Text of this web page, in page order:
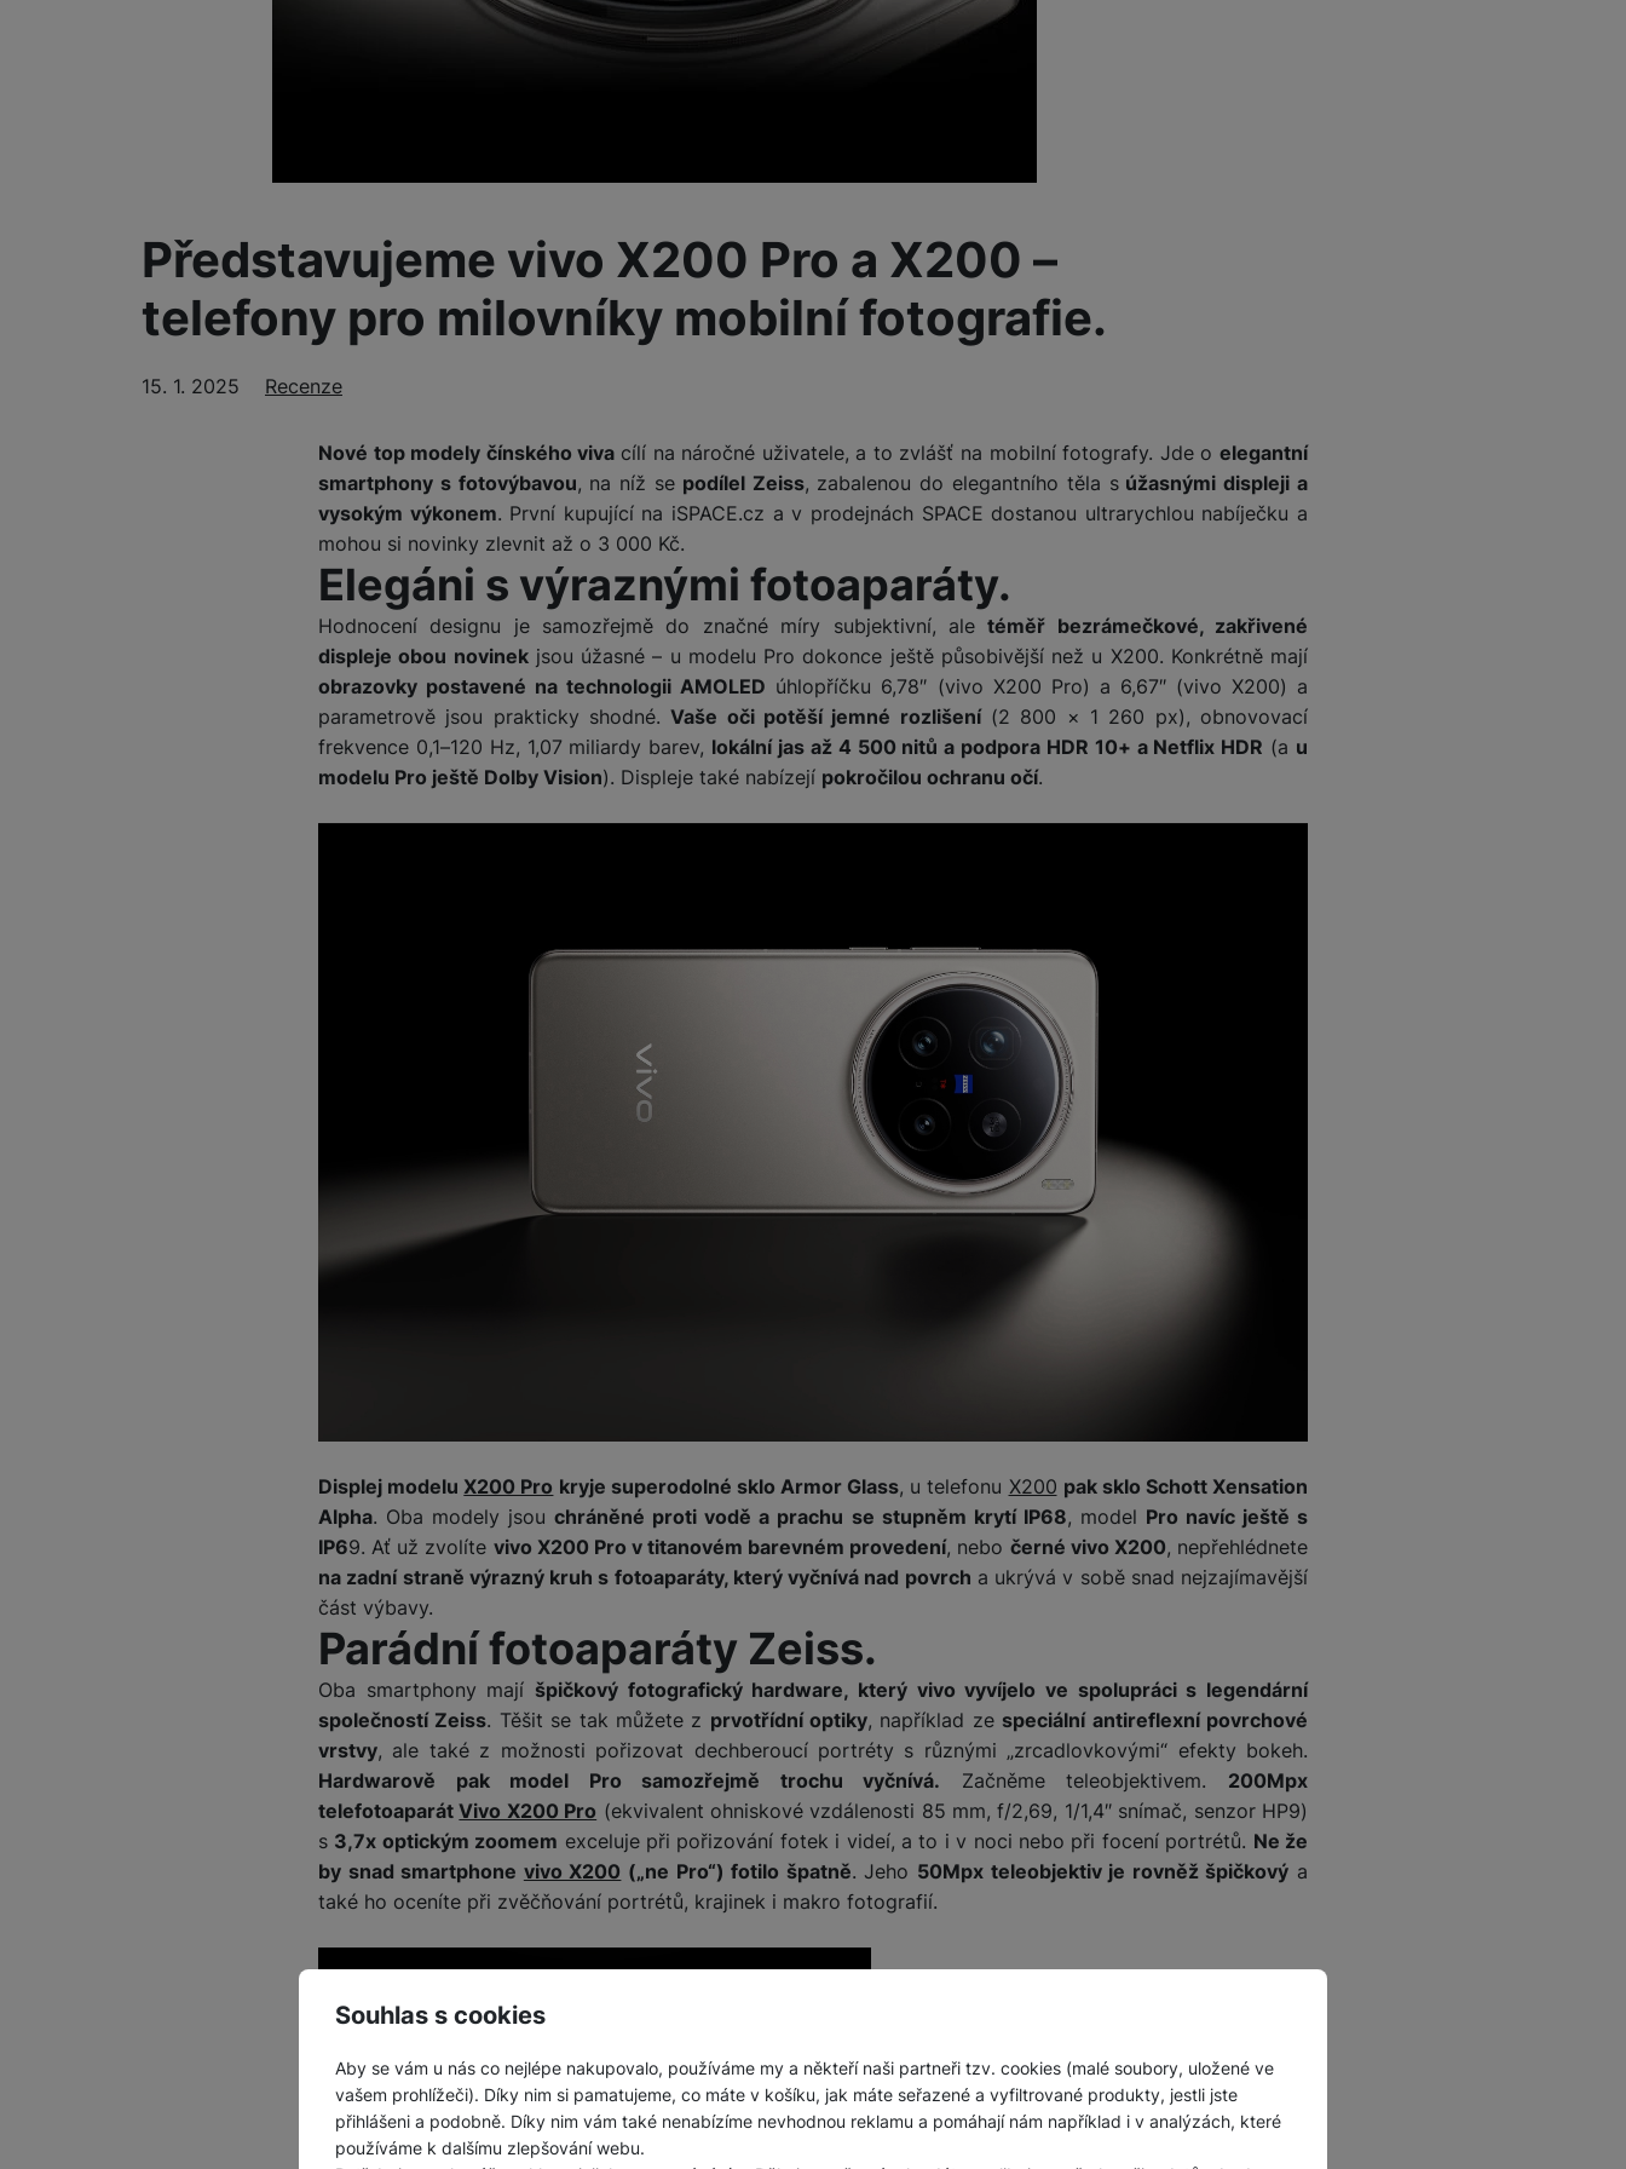
Souhlas s cookies
Aby se vám u nás co nejlépe nakupovalo, používáme my a někteří naši partneři tzv. cookies (malé soubory, uložené ve
vašem prohlížeči). Díky nim si pamatujeme, co máte v košíku, jak máte seřazené a vyfiltrované produkty, jestli jste
přihlášeni a podobně. Díky nim vám také nenabízíme nevhodnou reklamu a pomáhají nám například i v analýzách, které
používáme k dalšímu zlepšování webu.
Tablety
Počítače a notebooky
Péče o zdraví a tělo
Dárkové poukázky iSpace
Vrácené zboží
Představujeme vivo X200 Pro a X200 –
telefony pro milovníky mobilní fotografie.
15. 1. 2025 Rubriky
Recenze
Nové top modely čínského viva cílí na náročné uživatele, a to zvlášť na mobilní fotografy. Jde oelegantní
smartphony s fotovýbavou, na níž se podílel Zeiss, zabalenou do elegantního těla súžasnými displeji a
vysokým výkonem. První kupující na iSPACE.cz a v prodejnách SPACE dostanou ultrarychlou nabíječku a
mohou si novinky zlevnit až o 3 000 Kč.
Elegáni s výraznými fotoaparáty.
Hodnocení designu je samozřejmě do značné míry subjektivní, aletéměř bezrámečkové, zakřivené
displeje obou novinekjsou úžasné – u modelu Pro dokonce ještě působivější než u X200. Konkrétně mají
obrazovky postavené na technologii AMOLED úhlopříčku 6,78″ (vivo X200 Pro) a 6,67″ (vivo X200) a
parametrově jsou prakticky shodné.Vaše oči potěší jemné rozlišení(2 800 × 1 260 px), obnovovací
frekvence 0,1–120 Hz, 1,07 miliardy barev, lokální jas až 4 500 nitů a podpora HDR 10+ a Netflix HDR (a u
modelu Pro ještě Dolby Vision). Displeje také nabízejí pokročilou ochranu očí.
Displej modeluX200 Pro kryje superodolné sklo Armor Glass, u telefonu X200 pak sklo Schott Xensation
Alpha. Oba modely jsouchráněné proti vodě a prachu se stupněm krytí IP68, model Pro navíc ještě s
IP69. Ať už zvolíte vivo X200 Pro v titanovém barevném provedení, nebo černé vivo X200, nepřehlédnete
na zadní straně výrazný kruh s fotoaparáty, který vyčnívá nad povrch a ukrývá v sobě snad nejzajímavější
část výbavy.
Parádní fotoaparáty Zeiss.
Oba smartphony mají špičkový fotografický hardware, který vivo vyvíjelo ve spolupráci s legendární
společností Zeiss. Těšit se tak můžete z prvotřídní optiky, například ze speciální antireflexní povrchové
vrstvy, ale také z možnosti pořizovat dechberoucí portréty s různými „zrcadlovkovými“ efekty bokeh.
Hardwarově pak model Pro samozřejmě trochu vyčnívá. Začněme teleobjektivem. 200Mpx
telefotoaparátVivo X200 Pro (ekvivalent ohniskové vzdálenosti 85 mm, f/2,69, 1/1,4″ snímač, senzor HP9)
s 3,7x optickým zoomem exceluje při pořizování fotek i videí, a to i v noci nebo při focení portrétů. Ne že
by snad smartphone vivo X200 („ne Pro“) fotilo špatně. Jeho 50Mpx teleobjektiv je rovněž špičkový a
také ho oceníte při zvěčňování portrétů, krajinek i makro fotografií.